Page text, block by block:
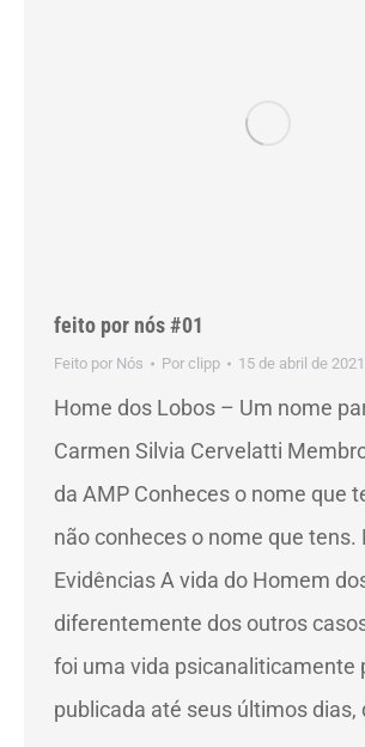
feito por nós #01
Feito por Nós Por clipp 15 de abril de 2021
Home dos Lobos – Um nome
Carmen Silvia Cervelatti
da AMP Conheces o nome que
não conheces o nome que tens.
Evidências A vida do Homem
diferentemente dos outros
foi uma vida psicanaliticamente
publicada até seus últimos dias,